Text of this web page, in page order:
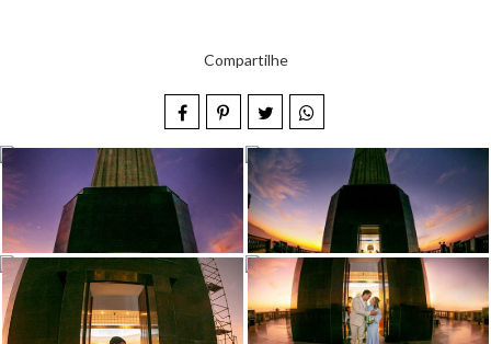
Compartilhe